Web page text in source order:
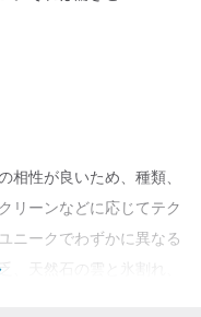
性が良いため、種類、
リーンなどに応じてテク
ニークでわずかに異なる
、天然石の雲と氷割れ、